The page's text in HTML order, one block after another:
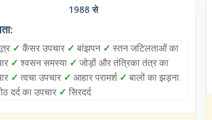
1988 से
✓ कैंसर उपचार ✓ बांझपन ✓ स्तन जटिलताओं का
✓ श्वसन समस्या ✓ जोड़ों और तंत्रिका तंत्र का
✓ त्वचा उपचार ✓ आहार परामर्श ✓ बालों का झड़ना
दर्द का उपचार ✓ सिरदर्द